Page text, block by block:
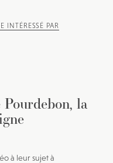
INTÉRESSÉ PAR
Pourdebon, la
à leur sujet à